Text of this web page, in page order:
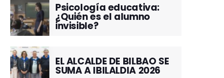
Psicología educativa:
¿Quién es el alumno
invisible?
EL ALCALDE DE BILBAO SE
SUMA A IBILALDIA 2026